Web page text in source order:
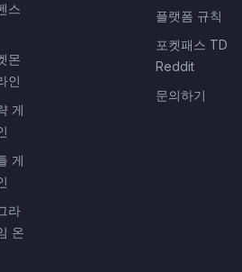
스
몬
인
게
게
라
온
플랫폼 규칙
포켓패스 TD
Reddit
문의하기